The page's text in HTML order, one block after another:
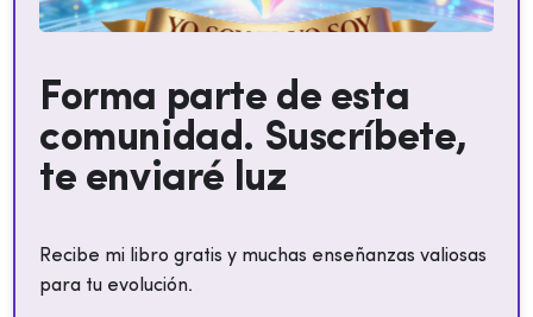
Forma parte de esta
comunidad. Suscríbete,
te enviaré luz
Recibe mi libro gratis y muchas enseñanzas valiosas
para tu evolución.